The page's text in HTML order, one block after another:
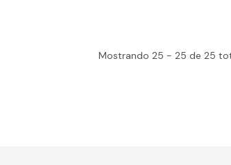
Mostrando 25 - 25 de 25